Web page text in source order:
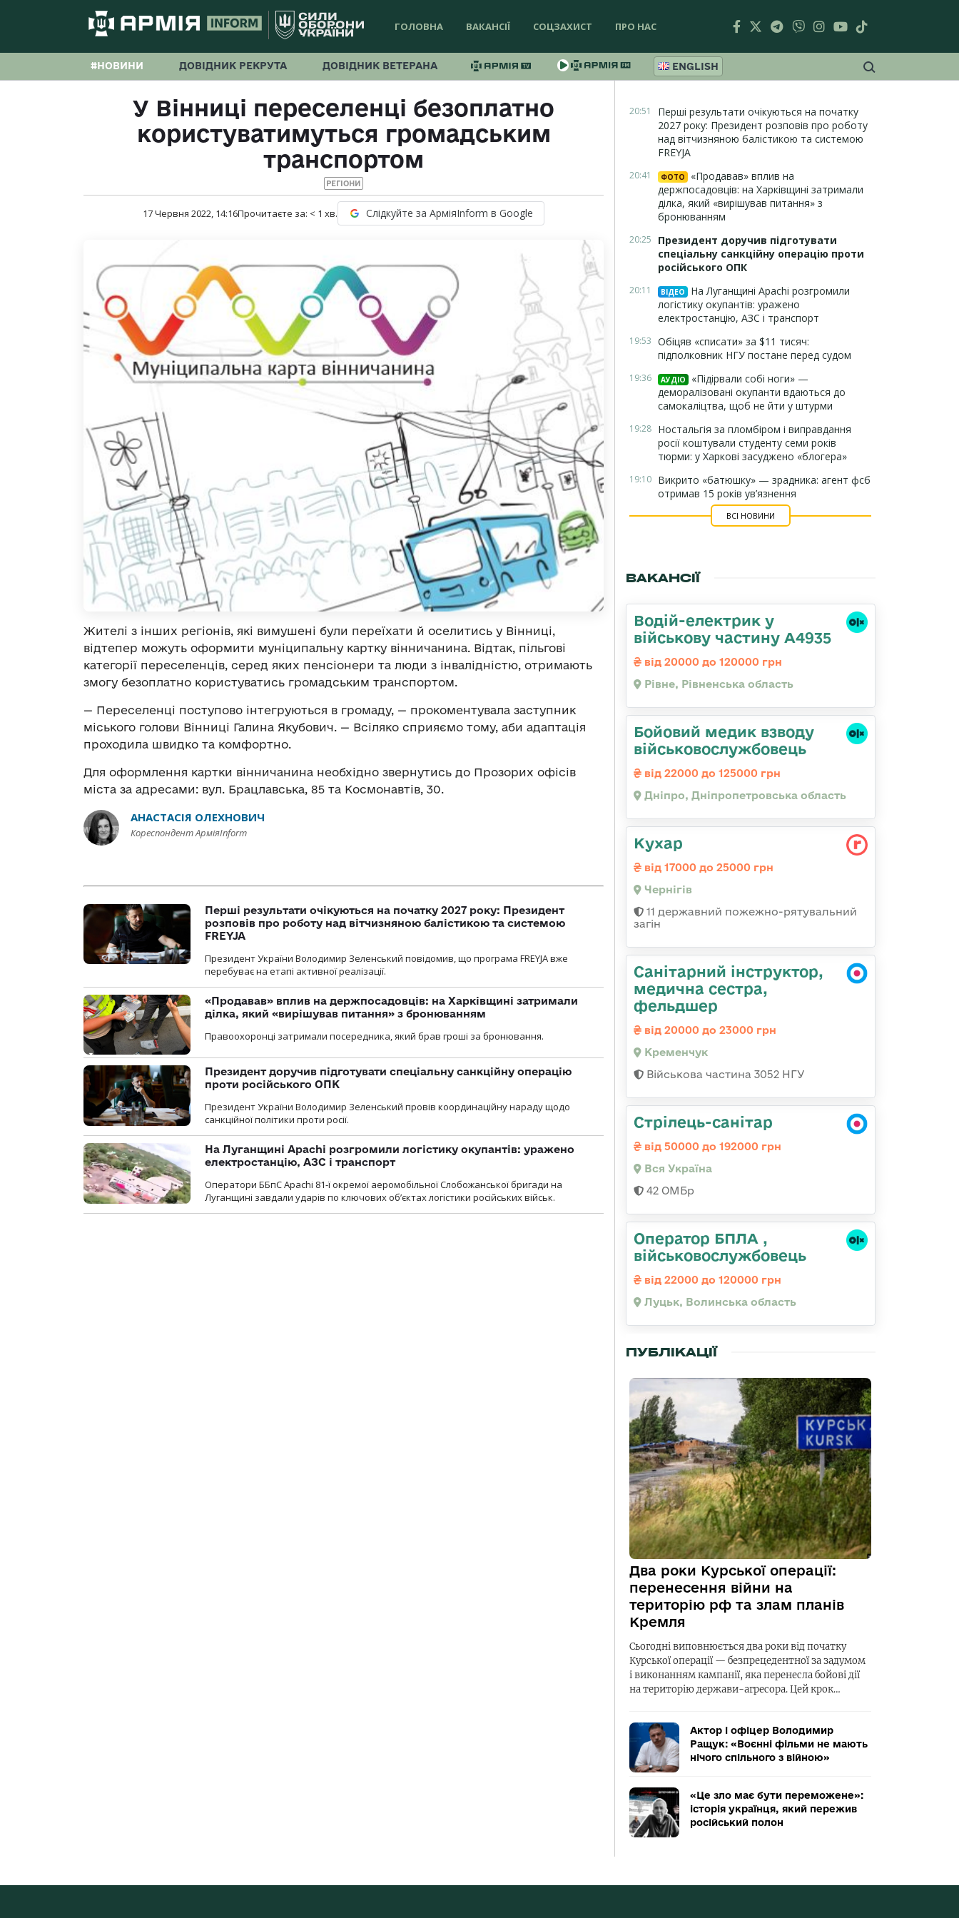
ГОЛОВНА ВАКАНСІЇ СОЦЗАХИСТ ПРО НАС
#НОВИНИ ДОВІДНИК РЕКРУТА ДОВІДНИК ВЕТЕРАНА ENGLISH
У Вінниці переселенці безоплатно
користуватимуться громадським
транспортом
РЕГІОНИ
17 Червня 2022, 14:16Прочитаєте за: < 1 хв. Слідкуйте за АрміяInform в Google
Жителі з інших регіонів, які вимушені були переїхати й оселитись у Вінниці,
відтепер можуть оформити муніципальну картку вінничанина. Відтак, пільгові
категорії переселенців, серед яких пенсіонери та люди з інвалідністю, отримають
змогу безоплатно користуватись громадським транспортом.
— Переселенці поступово інтегруються в громаду, — прокоментувала заступник
міського голови Вінниці Галина Якубович. — Всіляко сприяємо тому, аби адаптація
проходила швидко та комфортно.
Для оформлення картки вінничанина необхідно звернутись до Прозорих офісів
міста за адресами: вул. Брацлавська, 85 та Космонавтів, 30.
АНАСТАСІЯ ОЛЕХНОВИЧ
Кореспондент АрміяInform
Перші результати очікуються на початку 2027 року: Президент
розповів про роботу над вітчизняною балістикою та системою
FREYJA
Президент України Володимир Зеленський повідомив, що програма FREYJA вже
перебуває на етапі активної реалізації.
«Продавав» вплив на держпосадовців: на Харківщині затримали
ділка, який «вирішував питання» з бронюванням
Правоохоронці затримали посередника, який брав гроші за бронювання.
Президент доручив підготувати спеціальну санкційну операцію
проти російського ОПК
Президент України Володимир Зеленський провів координаційну нараду щодо
санкційної політики проти росії.
На Луганщині Apachi розгромили логістику окупантів: уражено
електростанцію, АЗС і транспорт
Оператори ББпС Apachi 81-ї окремої аеромобільної Слобожанської бригади на
Луганщині завдали ударів по ключових об’єктах логістики російських військ.
20:51
Перші результати очікуються на початку
2027 року: Президент розповів про роботу
над вітчизняною балістикою та системою
FREYJA
20:41 ФОТО
«Продавав» вплив на
держпосадовців: на Харківщині затримали
ділка, який «вирішував питання» з
бронюванням
20:25
Президент доручив підготувати
спеціальну санкційну операцію проти
російського ОПК
20:11 ВІДЕО
На Луганщині Apachi розгромили
логістику окупантів: уражено
електростанцію, АЗС і транспорт
19:53 Обіцяв «списати» за $11 тисяч:
підполковник НГУ постане перед судом
19:36 АУДІО
«Підірвали собі ноги» —
деморалізовані окупанти вдаються до
самокаліцтва, щоб не йти у штурми
19:28 Ностальгія за пломбіром і виправдання
росії коштували студенту семи років
тюрми: у Харкові засуджено «блогера»
19:10 Викрито «батюшку» — зрадника: агент фсб
отримав 15 років ув’язнення
ВСІ НОВИНИ
ВАКАНСІЇ
Водій-електрик у
військову частину А4935
від 20000 до 120000 грн
Рівне, Рівненська область
Бойовий медик взводу
військовослужбовець
від 22000 до 125000 грн
Дніпро, Дніпропетровська область
Кухар
від 17000 до 25000 грн
Чернігів
11 державний пожежно-рятувальний
загін
Санітарний інструктор,
медична сестра,
фельдшер
від 20000 до 23000 грн
Кременчук
Військова частина 3052 НГУ
Стрілець-санітар
від 50000 до 192000 грн
Вся Україна
42 ОМБр
Оператор БПЛА ,
військовослужбовець
від 22000 до 120000 грн
Луцьк, Волинська область
ПУБЛІКАЦІЇ
Два роки Курської операції:
перенесення війни на
територію рф та злам планів
Кремля
Сьогодні виповнюється два роки від початку
Курської операції — безпрецедентної за задумом
і виконанням кампанії, яка перенесла бойові дії
на територію держави-агресора. Цей крок…
Актор і офіцер Володимир
Ращук: «Воєнні фільми не мають
нічого спільного з війною»
«Це зло має бути переможене»:
історія українця, який пережив
російський полон